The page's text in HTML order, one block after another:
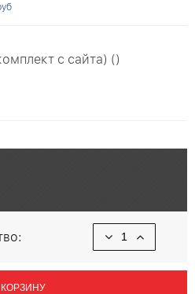
с сайта) ()
КОРЗИНУ